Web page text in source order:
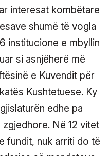
interesat kombëtare
shumë të vogla
institucione e mbyllin
si asnjëherë më
e Kuvendit për
Kushtetuese. Ky
edhe pa
Në 12 vitet
fundit, nuk arriti do të